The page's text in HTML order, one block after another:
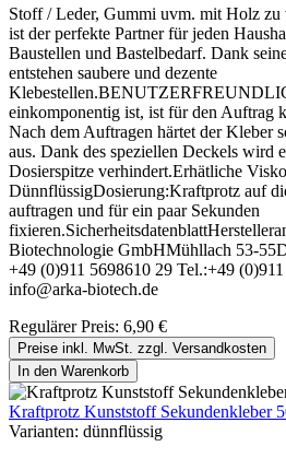
Stoff / Leder, Gummi uvm. mit Holz
ist der perfekte Partner für jeden
Baustellen und Bastelbedarf. Dank
entstehen saubere und dezente
einkomponentig ist, ist für den Auftrag
Nach dem Auftragen härtet der Kleber
aus. Dank des speziellen Deckels wird
Dosierspitze verhindert.Erhätliche
DünnflüssigDosierung:Kraftprotz auf
auftragen und für ein paar Sekunden
Biotechnologie GmbHMühllach 53-
+49 (0)911 5698610 29 Tel.:+49
info@arka-biotech.de
Regulärer Preis: 6,90 €
Preise inkl. MwSt. zzgl. Versandkosten
In den Warenkorb
Kraftprotz Kunststoff Sekundenkleber
Varianten: dünnflüssig